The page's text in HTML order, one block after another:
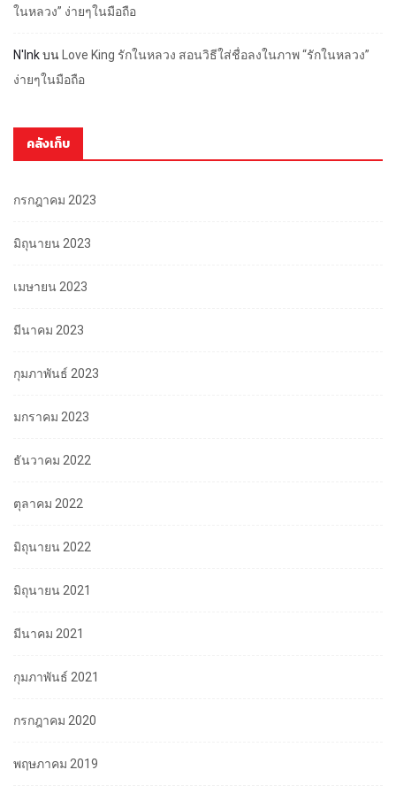
ในหลวง” ง่ายๆในมือถือ
N'Inkบน
Love King รักในหลวง สอนวิธีใส่ชื่อลงในภาพ “รักในหลวง”
ง่ายๆในมือถือ
คลังเก็บ
กรกฎาคม 2023
มิถุนายน 2023
เมษายน 2023
มีนาคม 2023
กุมภาพันธ์ 2023
มกราคม 2023
ธันวาคม 2022
ตุลาคม 2022
มิถุนายน 2022
มิถุนายน 2021
มีนาคม 2021
กุมภาพันธ์ 2021
กรกฎาคม 2020
พฤษภาคม 2019